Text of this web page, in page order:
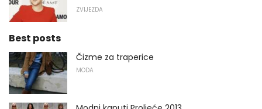
ZVIJEZDA
Best posts
Čizme za traperice
MODA